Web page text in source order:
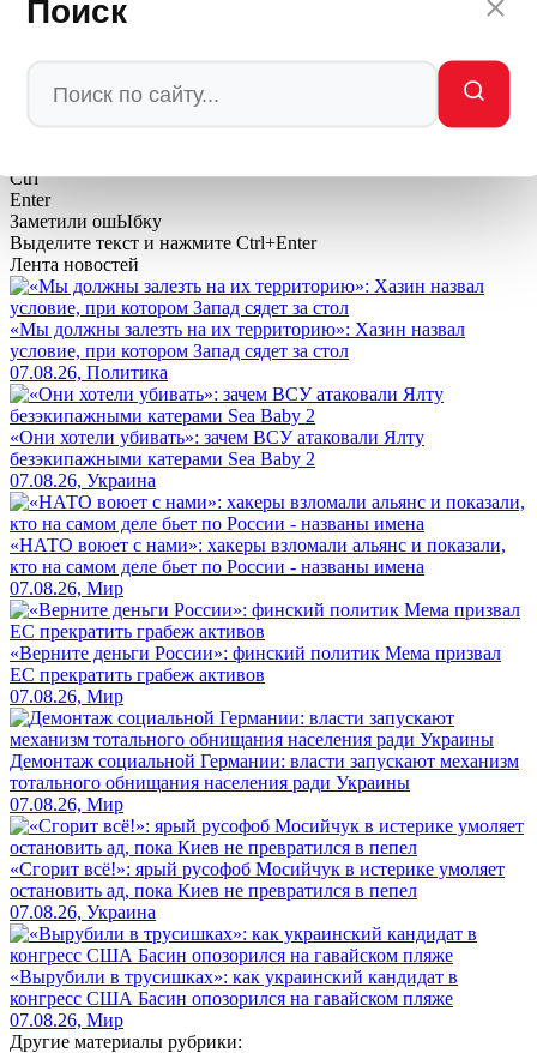
Поиск
Автор: редакция Мировое Политическое Шоу
🔥0 👍0 🤣0 🤬0
Ctrl
Enter
Заметили ошЫбку
Выделите текст и нажмите Ctrl+Enter
Лента новостей
«Мы должны залезть на их территорию»: Хазин назвал
условие, при котором Запад сядет за стол
07.08.26, Политика
«Они хотели убивать»: зачем ВСУ атаковали Ялту
безэкипажными катерами Sea Baby 2
07.08.26, Украина
«НАТО воюет с нами»: хакеры взломали альянс и показали,
кто на самом деле бьет по России - названы имена
07.08.26, Мир
«Верните деньги России»: финский политик Мема призвал
ЕС прекратить грабеж активов
07.08.26, Мир
Демонтаж социальной Германии: власти запускают механизм
тотального обнищания населения ради Украины
07.08.26, Мир
«Сгорит всё!»: ярый русофоб Мосийчук в истерике умоляет
остановить ад, пока Киев не превратился в пепел
07.08.26, Украина
«Вырубили в трусишках»: как украинский кандидат в
конгресс США Басин опозорился на гавайском пляже
07.08.26, Мир
Другие материалы рубрики: